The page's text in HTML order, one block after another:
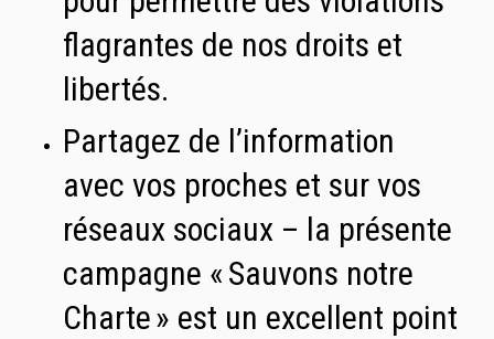
flagrantes de nos droits et
libertés.
Partagez de l’information
avec vos proches et sur vos
réseaux sociaux – la présente
campagne « Sauvons notre
Charte » est un excellent point